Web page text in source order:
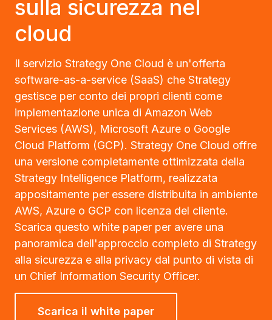
sulla sicurezza nel
cloud
Il servizio Strategy One Cloud è un'offerta
software-as-a-service (SaaS) che Strategy
gestisce per conto dei propri clienti come
implementazione unica di Amazon Web
Services (AWS), Microsoft Azure o Google
Cloud Platform (GCP). Strategy One Cloud offre
una versione completamente ottimizzata della
Strategy Intelligence Platform, realizzata
appositamente per essere distribuita in ambiente
AWS, Azure o GCP con licenza del cliente.
Scarica questo white paper per avere una
panoramica dell'approccio completo di Strategy
alla sicurezza e alla privacy dal punto di vista di
un Chief Information Security Officer.
Scarica il white paper